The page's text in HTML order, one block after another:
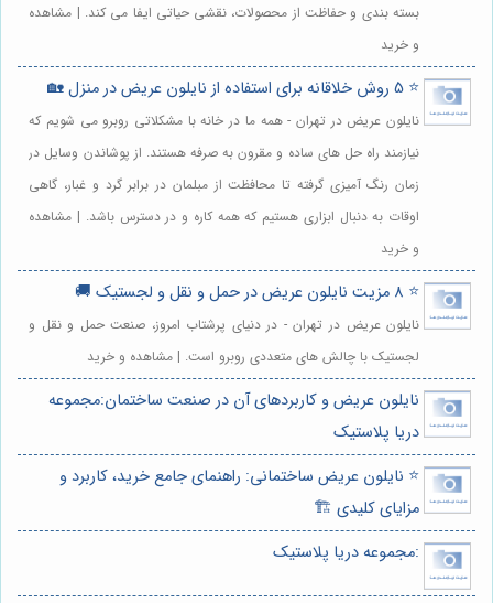
بسته بندی و حفاظت از محصولات، نقشی حیاتی ایفا می کند. | مشاهده
و خرید
⭐️ 5 روش خلاقانه برای استفاده از نایلون عریض در منزل 🏡
نایلون عریض در تهران - همه ما در خانه با مشکلاتی روبرو می شویم که
نیازمند راه حل های ساده و مقرون به صرفه هستند. از پوشاندن وسایل در
زمان رنگ آمیزی گرفته تا محافظت از مبلمان در برابر گرد و غبار، گاهی
اوقات به دنبال ابزاری هستیم که همه کاره و در دسترس باشد. | مشاهده
و خرید
⭐️ 8 مزیت نایلون عریض در حمل و نقل و لجستیک 🚚
نایلون عریض در تهران - در دنیای پرشتاب امروز، صنعت حمل و نقل و
لجستیک با چالش های متعددی روبرو است. | مشاهده و خرید
نایلون عریض و کاربردهای آن در صنعت ساختمان:مجموعه
دریا پلاستیک
⭐️ نایلون عریض ساختمانی: راهنمای جامع خرید، کاربرد و
مزایای کلیدی 🏗️
:مجموعه دریا پلاستیک